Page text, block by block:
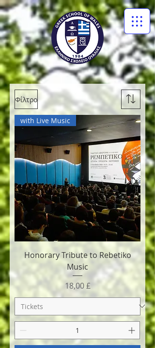
Φίλτρο
with Live Music
Honorary Tribute to Rebetiko
Music
Τιμή
18,00 £